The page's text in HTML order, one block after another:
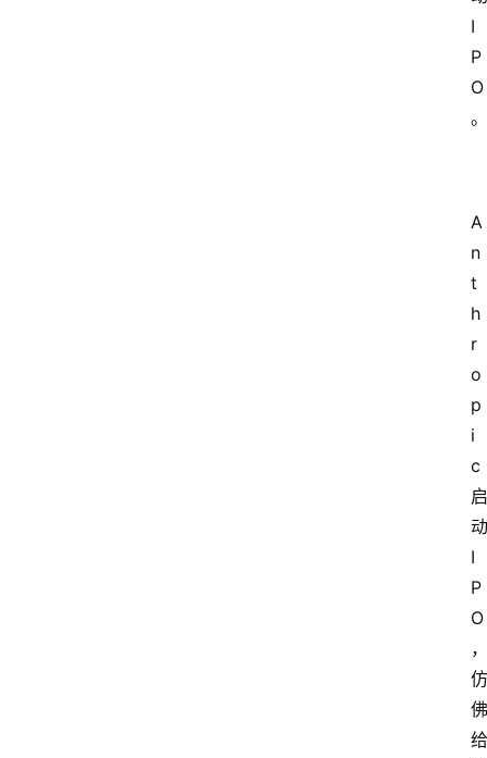
I
P
O
。
A
n
t
h
r
o
p
i
c
启
动
I
P
O
，
仿
佛
给